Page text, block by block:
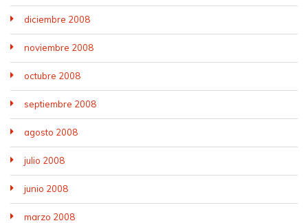
diciembre 2008
noviembre 2008
octubre 2008
septiembre 2008
agosto 2008
julio 2008
junio 2008
marzo 2008